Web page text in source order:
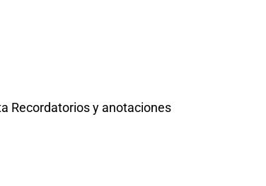
Recordatorios y anotaciones